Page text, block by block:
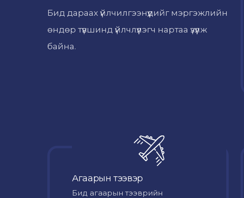
Бид дараах үйлчилгээнүүдийг мэргэжлийн
өндөр түвшинд үйлчлүүлэгч нартаа үзүүлж
байна.
Агаарын тээвэр
Бид агаарын тээврийн